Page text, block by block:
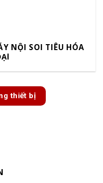
NỘI SOI TIÊU HÓA
thiết bị